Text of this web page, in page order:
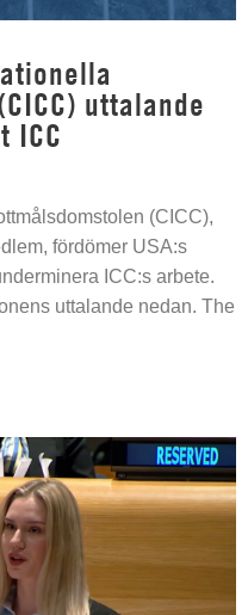
uttalande
ICC
(CICC),
fördömer USA:s
ICC:s arbete.
uttalande nedan. The